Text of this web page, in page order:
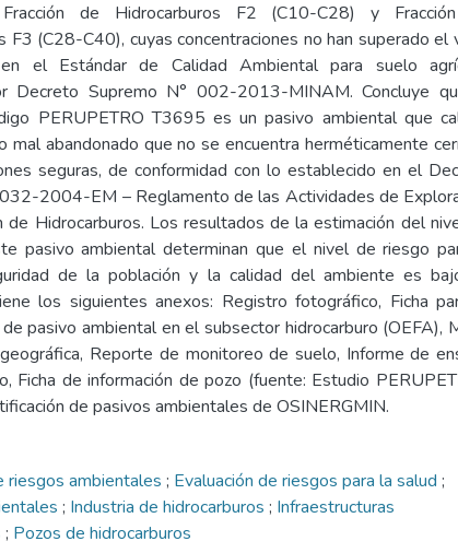
de Hidrocarburos F2 (C10-C28) y
F3 (C28-C40), cuyas concentraciones no han superado el
el Estándar de Calidad Ambiental para suelo
Decreto Supremo N° 002-2013-MINAM. Concluye
PERUPETRO T3695 es un pasivo ambiental que
mal abandonado que no se encuentra herméticamente
seguras, de conformidad con lo establecido en el
2004-EM – Reglamento de las Actividades de
de Hidrocarburos. Los resultados de la estimación del
pasivo ambiental determinan que el nivel de riesgo
de la población y la calidad del ambiente es
los siguientes anexos: Registro fotográfico, Ficha
pasivo ambiental en el subsector hidrocarburo (OEFA),
Reporte de monitoreo de suelo, Informe de
Ficha de información de pozo (fuente: Estudio
de pasivos ambientales de OSINERGMIN.
riesgos ambientales ; Evaluación de riesgos para la salud ;
; Industria de hidrocarburos ; Infraestructuras
; Pozos de hidrocarburos